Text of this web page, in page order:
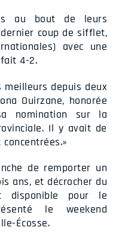
au bout de leurs
coup de sifflet,
avec une
4-2.
meilleurs depuis deux
Ouirzane, honorée
nomination sur la
Il y avait de
de remporter un
ans, et décrocher du
disponible pour le
le weekend
Écosse.